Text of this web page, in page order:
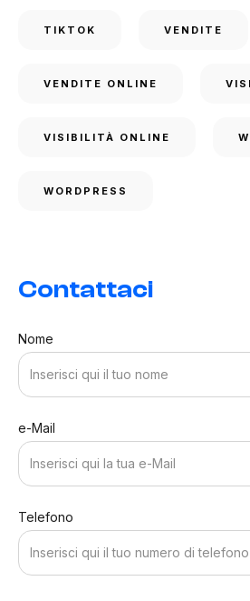
TIKTOK VENDITE
VENDITE ONLINE
VISIBILITÀ ONLINE
WORDPRESS
Contattaci
Nome
e-Mail
Telefono